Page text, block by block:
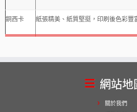
銅西卡 紙張精美、紙質堅挺，印刷後色彩豐
網站地
關於我們